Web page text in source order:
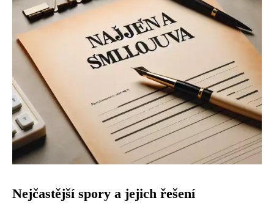
Nejčastější spory a jejich řešení